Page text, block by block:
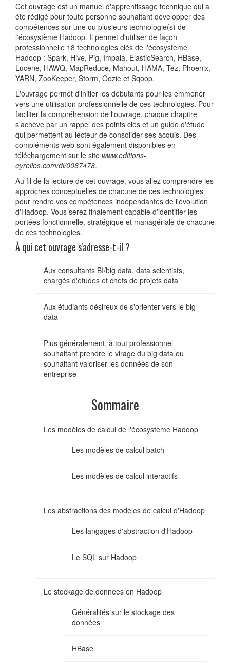
Cet ouvrage est un manuel d'apprentissage technique qui a
été rédigé pour toute personne souhaitant développer des
compétences sur une ou plusieurs technologie(s) de
l'écosystème Hadoop. Il permet d'utiliser de façon
professionnelle 18 technologies clés de l'écosystème
Hadoop : Spark, Hive, Pig, Impala, ElasticSearch, HBase,
Lucene, HAWQ, MapReduce, Mahout, HAMA, Tez, Phoenix,
YARN, ZooKeeper, Storm, Oozie et Sqoop.
L'ouvrage permet d'initier les débutants pour les emmener
vers une utilisation professionnelle de ces technologies. Pour
faciliter la compréhension de l'ouvrage, chaque chapitre
s'achève par un rappel des points clés et un guide d'étude
qui permettent au lecteur de consolider ses acquis. Des
compléments web sont également disponibles en
téléchargement sur le site www.editions-
eyrolles.com/dl/0067478.
Au fil de la lecture de cet ouvrage, vous allez comprendre les
approches conceptuelles de chacune de ces technologies
pour rendre vos compétences indépendantes de l'évolution
d'Hadoop. Vous serez finalement capable d'identifier les
portées fonctionnelle, stratégique et managériale de chacune
de ces technologies.
À qui cet ouvrage s'adresse-t-il ?
Aux consultants BI/big data, data scientists,
chargés d'études et chefs de projets data
Aux étudiants désireux de s'orienter vers le big
data
Plus généralement, à tout professionnel
souhaitant prendre le virage du big data ou
souhaitant valoriser les données de son
entreprise
Sommaire
Les modèles de calcul de l'écosystème Hadoop
Les modèles de calcul batch
Les modèles de calcul interactifs
Les abstractions des modèles de calcul d'Hadoop
Les langages d'abstraction d'Hadoop
Le SQL sur Hadoop
Le stockage de données en Hadoop
Généralités sur le stockage des
données
HBase